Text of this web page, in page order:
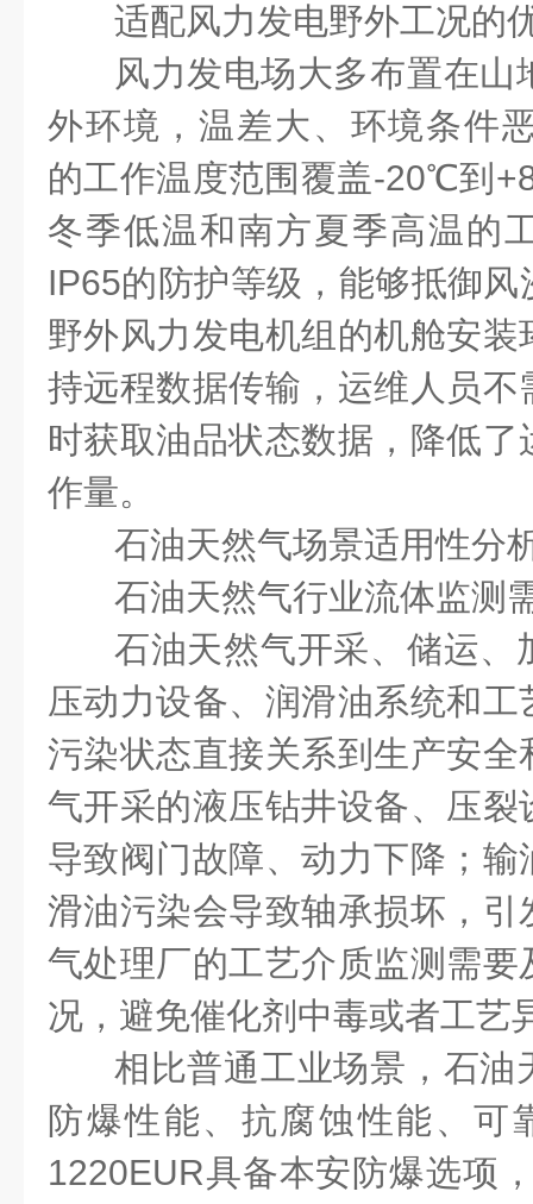
适配风力发电野外工况的
风力发电场大多布置在山
外环境，温差大、环境条件
的工作温度范围覆盖-20℃到
冬季低温和南方夏季高温的
IP65的防护等级，能够抵御
野外风力发电机组的机舱安
持远程数据传输，运维人员
时获取油品状态数据，降低
作量。
石油天然气场景适用性分
石油天然气行业流体监测
石油天然气开采、储运、
压动力设备、润滑油系统和
污染状态直接关系到生产安
气开采的液压钻井设备、压
导致阀门故障、动力下降；
滑油污染会导致轴承损坏，
气处理厂的工艺介质监测需
况，避免催化剂中毒或者工艺
相比普通工业场景，石油
防爆性能、抗腐蚀性能、可
1220EUR具备本安防爆选项